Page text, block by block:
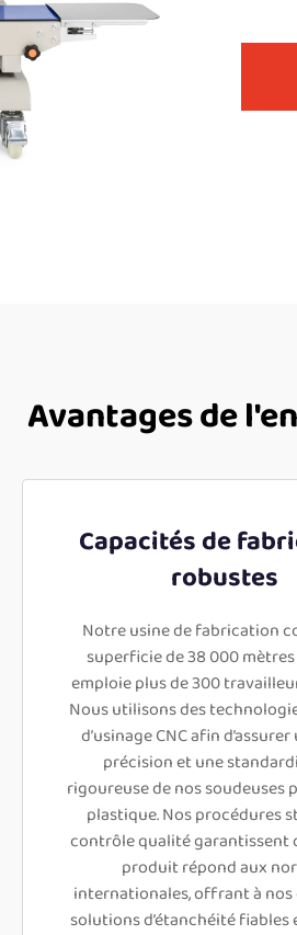
Avantages de
Capacités de
robustes
Notre usine de fabrication
superficie de 38 000
emploie plus de 300
Nous utilisons des
d’usinage CNC afin
précision et une
rigoureuse de nos soudeuses
plastique. Nos procédures
contrôle qualité garantissent
produit répond aux
internationales, offrant à nos
solutions d’étanchéité fiables